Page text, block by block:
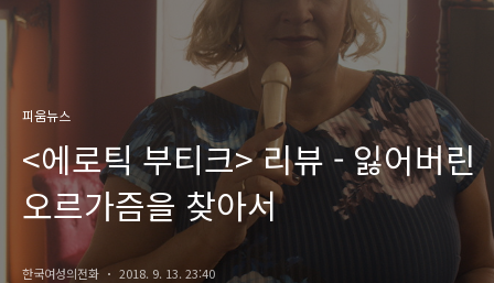
피움뉴스
<에로틱 부티크> 리뷰 - 잃어버린
오르가즘을 찾아서
한국여성의전화 2018. 9. 13. 23:40